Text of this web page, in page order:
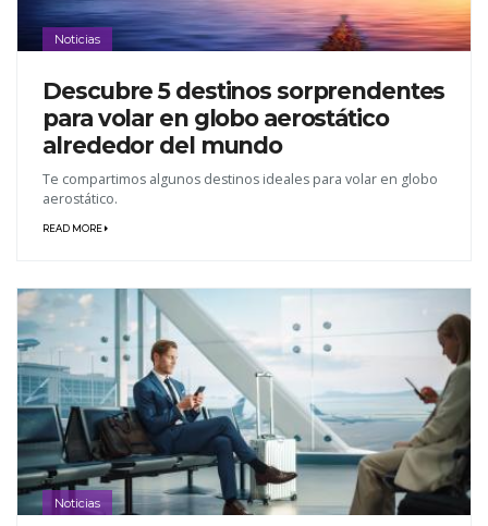
Noticias
Descubre 5 destinos sorprendentes
para volar en globo aerostático
alrededor del mundo
Te compartimos algunos destinos ideales para volar en globo
aerostático.
READ MORE
Noticias